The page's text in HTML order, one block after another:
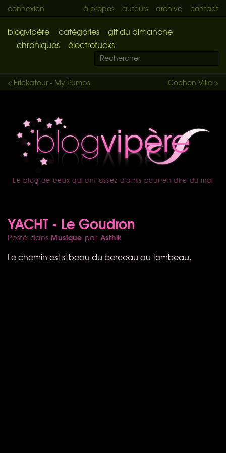
connexion à propos auteurs archive contact
blogvipère catégories
gif du dimanche
chroniques
électrofucks
Cochon Ville >
< Erickatour - My Pumps
accueil
Le blog de ceux qui ont assez d'amis pour en dire du mal
YACHT - Le Goudron
Posté dans Musique par Asthik
Le chemin est si beau du berceau au tombeau.